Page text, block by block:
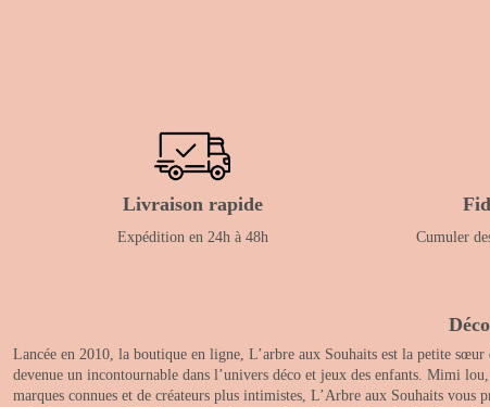
Livraison rapide
Expédition en 24h à 48h Cumuler
Lancée en 2010, la boutique en ligne, L’arbre aux Souhaits est la petite
devenue un incontournable dans l’univers déco et jeux des enfants. Mimi
marques connues et de créateurs plus intimistes, L’Arbre aux Souhaits